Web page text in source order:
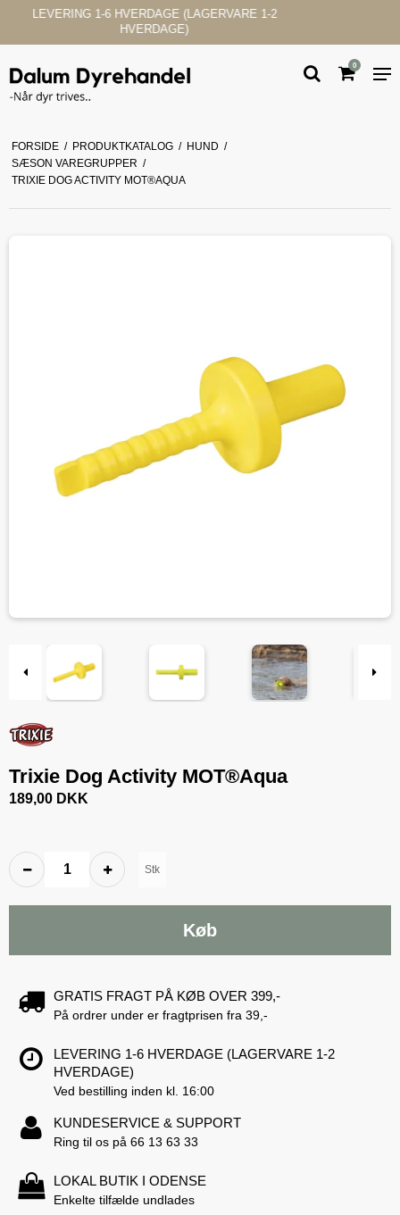
KUNDESERVICE & SUPPORT
0
FORSIDE / PRODUKTKATALOG / HUND /
SÆSON VAREGRUPPER /
TRIXIE DOG ACTIVITY MOT®AQUA
Trixie Dog Activity MOT®Aqua
189,00 DKK
Stk
Køb
GRATIS FRAGT PÅ KØB OVER 399,-
På ordrer under er fragtprisen fra 39,-
LEVERING 1-6 HVERDAGE (LAGERVARE 1-2
HVERDAGE)
Ved bestilling inden kl. 16:00
KUNDESERVICE & SUPPORT
Ring til os på 66 13 63 33
LOKAL BUTIK I ODENSE
Enkelte tilfælde undlades